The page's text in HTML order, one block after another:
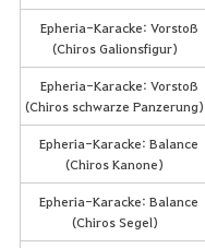
Epheria-Karacke: Vorstoß
(Chiros Galionsfigur)
Epheria-Karacke: Vorstoß
(Chiros schwarze Panzerung)
Epheria-Karacke: Balance
(Chiros Kanone)
Epheria-Karacke: Balance
(Chiros Segel)